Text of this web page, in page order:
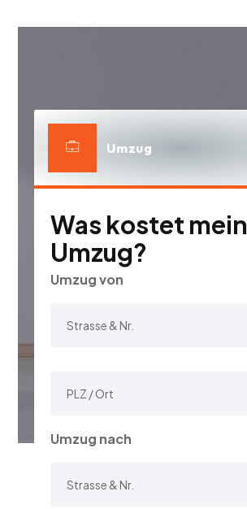
Umzug
Was kostet mein
Umzug?
Umzug von
Umzug nach